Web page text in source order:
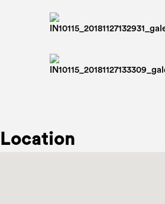
Location